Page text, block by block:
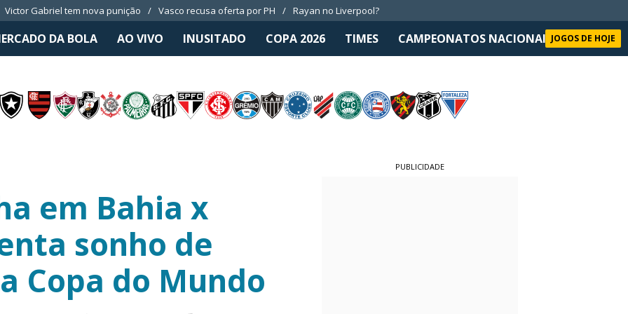
Victor Gabriel tem nova punição Vasco recusa oferta por PH Rayan no Liverpool?
DA BOLA AO VIVO INUSITADO COPA 2026 TIMES CAMPEONATOS NACIONAIS SELEÇÃO
JOGOS DE HOJE
em Bahia x
sonho de
Copa do Mundo
PUBLICIDADE